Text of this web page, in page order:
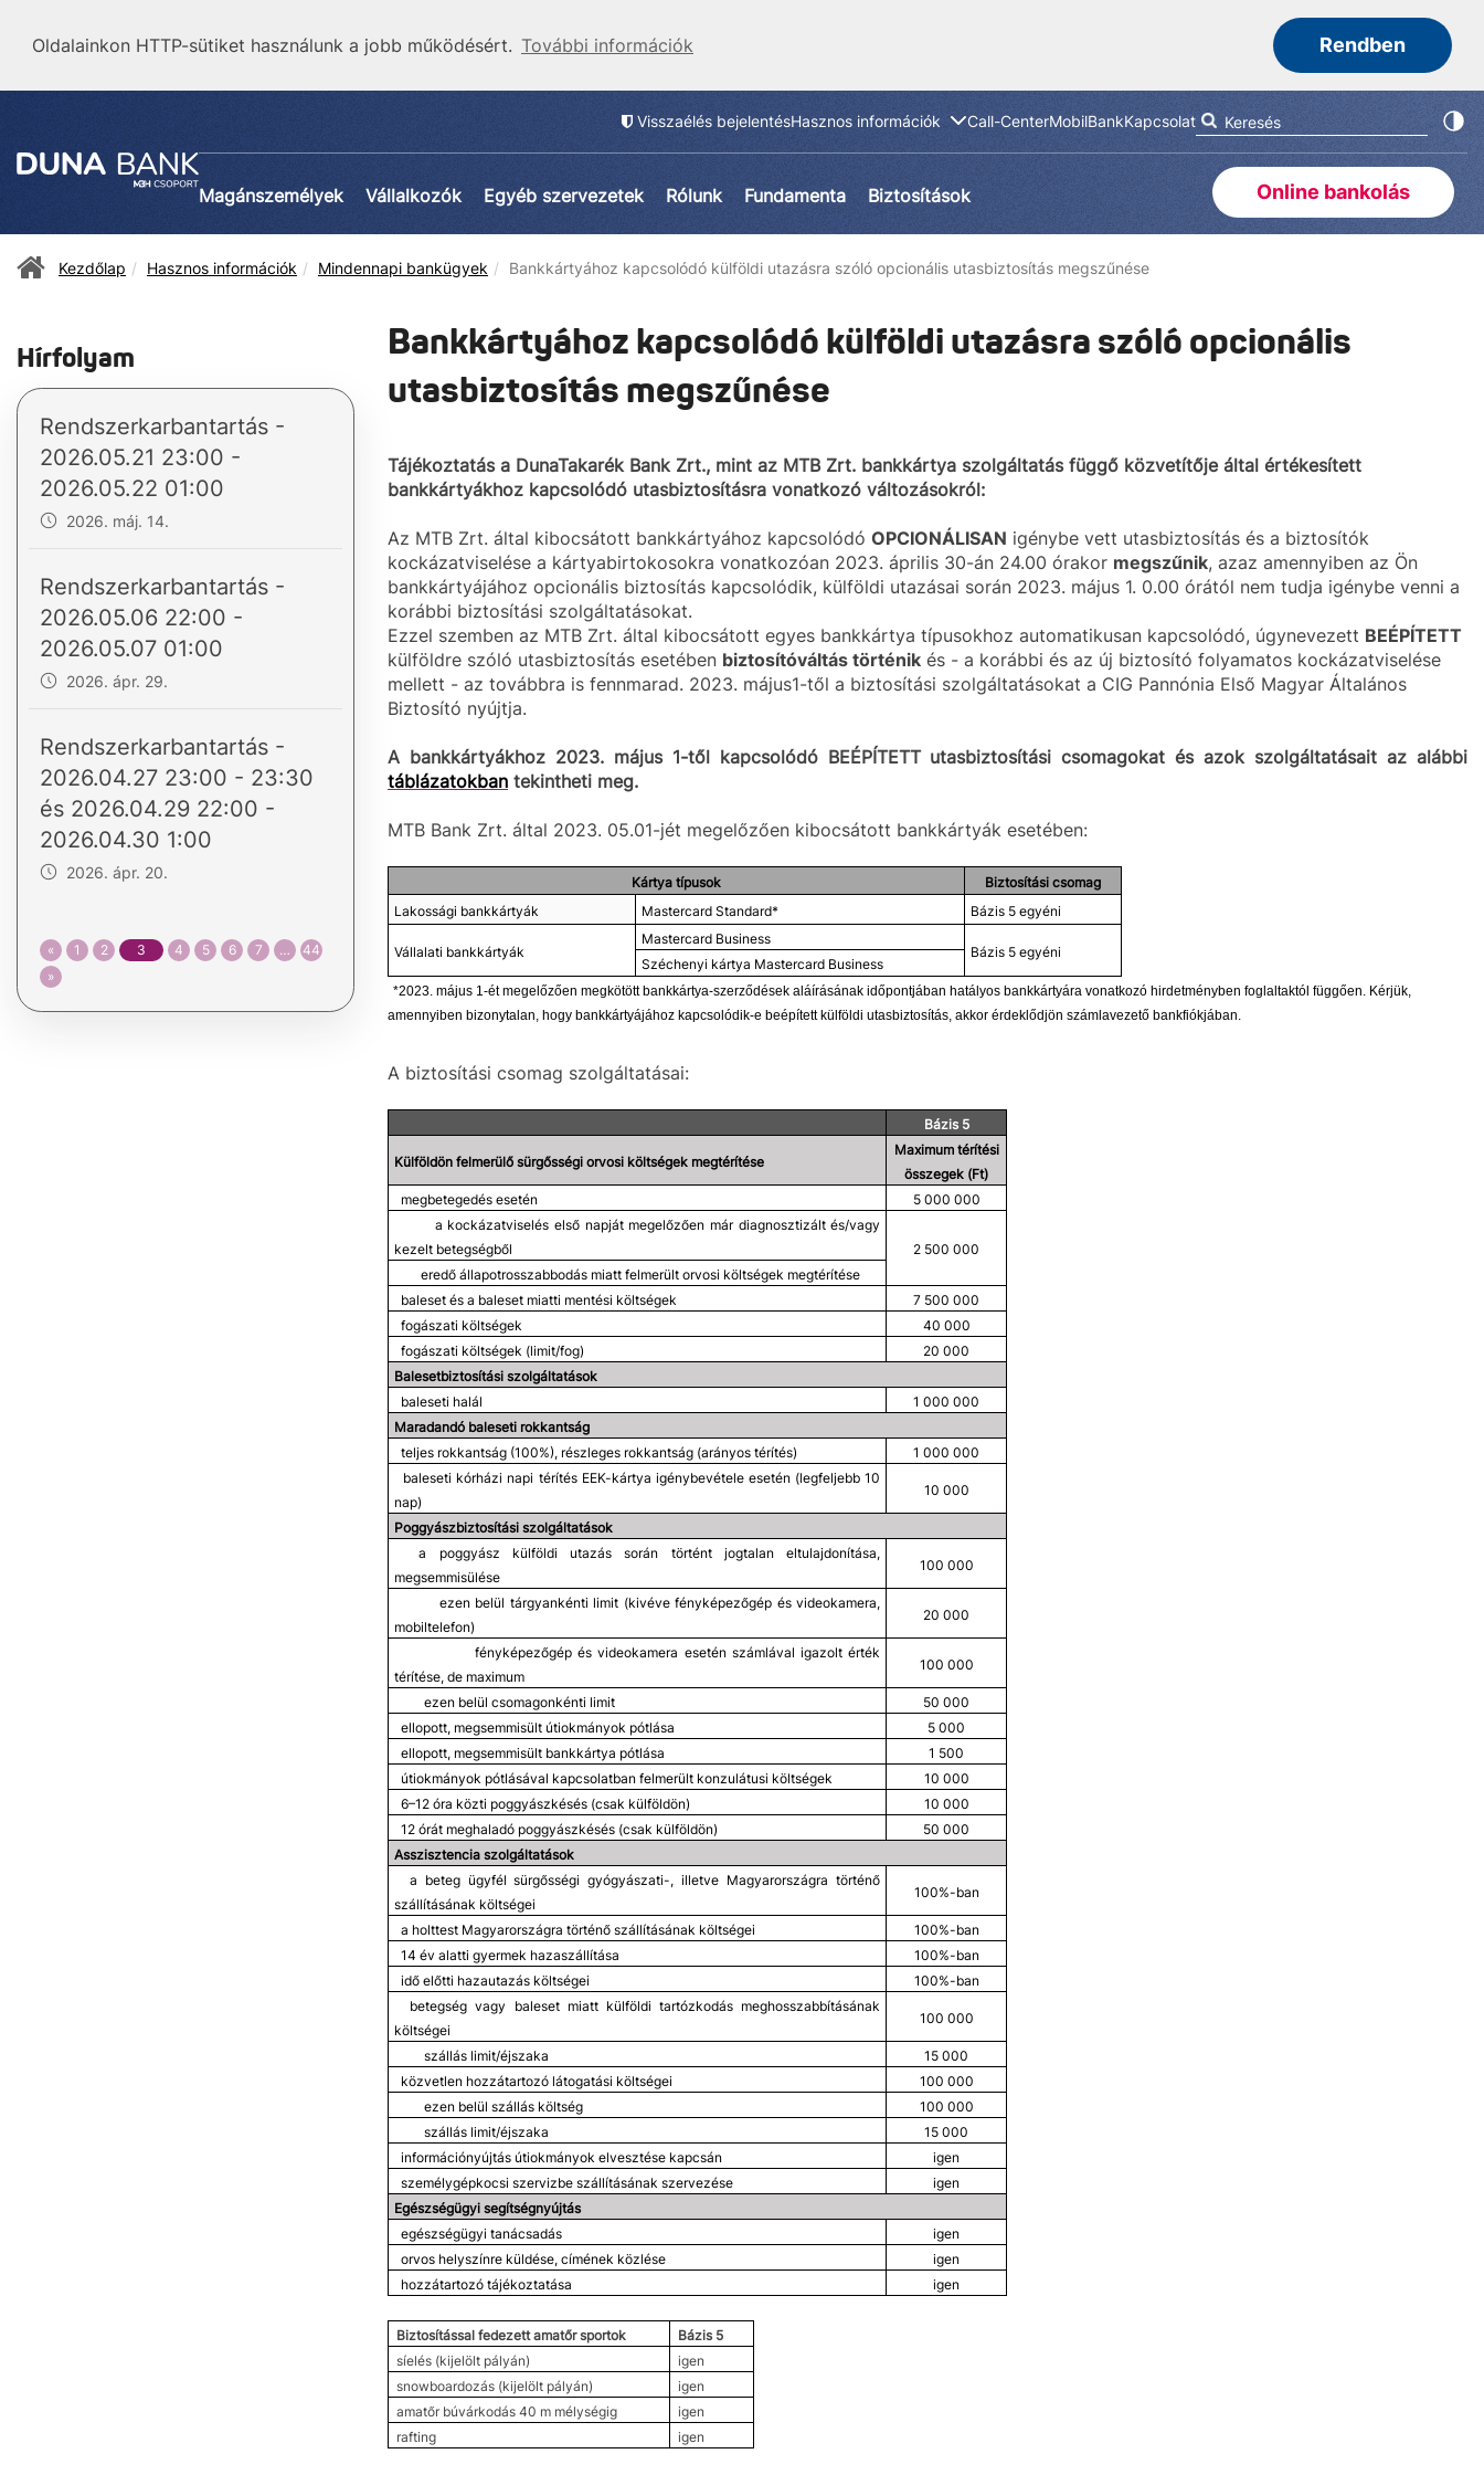
Oldalainkon HTTP-sütiket használunk a jobb működésért. További információk Rendben
Visszaélés bejelentésHasznos információk Call-CenterMobilBankKapcsolat
Magánszemélyek Vállalkozók Egyéb szervezetek Rólunk Fundamenta Biztosítások Online bankolás
Kezdőlap Hasznos információk Mindennapi bankügyek Bankkártyához kapcsolódó külföldi utazásra szóló opcionális utasbiztosítás megszűnése
Bankkártyához kapcsolódó külföldi utazásra szóló opcionális
utasbiztosítás megszűnése
Tájékoztatás a DunaTakarék Bank Zrt., mint az MTB Zrt. bankkártya szolgáltatás függő közvetítője által értékesített
bankkártyákhoz kapcsolódó utasbiztosításra vonatkozó változásokról:
Az MTB Zrt. által kibocsátott bankkártyához kapcsolódó OPCIONÁLISAN igénybe vett utasbiztosítás és a biztosítók
kockázatviselése a kártyabirtokosokra vonatkozóan 2023. április 30-án 24.00 órakor megszűnik, azaz amennyiben az Ön
bankkártyájához opcionális biztosítás kapcsolódik, külföldi utazásai során 2023. május 1. 0.00 órától nem tudja igénybe venni a
korábbi biztosítási szolgáltatásokat.
Ezzel szemben az MTB Zrt. által kibocsátott egyes bankkártya típusokhoz automatikusan kapcsolódó, úgynevezett BEÉPÍTETT
külföldre szóló utasbiztosítás esetében biztosítóváltás történik és - a korábbi és az új biztosító folyamatos kockázatviselése
mellett - az továbbra is fennmarad. 2023. május1-től a biztosítási szolgáltatásokat a CIG Pannónia Első Magyar Általános
Biztosító nyújtja.
A bankkártyákhoz 2023. május 1-től kapcsolódó BEÉPÍTETT utasbiztosítási csomagokat és azok szolgáltatásait az alábbi
táblázatokban tekintheti meg.
MTB Bank Zrt. által 2023. 05.01-jét megelőzően kibocsátott bankkártyák esetében:
Kártya típusok
Biztosítási csomag
Lakossági bankkártyák
Mastercard Standard* Bázis 5 egyéni
Vállalati bankkártyák
Mastercard Business
Bázis 5 egyéni
Széchenyi kártya Mastercard Business
*2023. május 1-ét megelőzően megkötött bankkártya-szerződések aláírásának időpontjában hatályos bankkártyára vonatkozó hirdetményben foglaltaktól függően. Kérjük,
amennyiben bizonytalan, hogy bankkártyájához kapcsolódik-e beépített külföldi utasbiztosítás, akkor érdeklődjön számlavezető bankfiókjában.
A biztosítási csomag szolgáltatásai:
Bázis 5
Külföldön felmerülő sürgősségi orvosi költségek megtérítése
Maximum térítési
összegek (Ft)
megbetegedés esetén
5 000 000
a kockázatviselés első napját megelőzően már diagnosztizált és/vagy
kezelt betegségből
2 500 000
eredő állapotrosszabbodás miatt felmerült orvosi költségek megtérítése
baleset és a baleset miatti mentési költségek
7 500 000
fogászati költségek
40 000
fogászati költségek (limit/fog)
20 000
Balesetbiztosítási szolgáltatások
baleseti halál
1 000 000
Maradandó baleseti rokkantság
teljes rokkantság (100%), részleges rokkantság (arányos térítés)
1 000 000
baleseti kórházi napi térítés EEK-kártya igénybevétele esetén (legfeljebb 10
nap)
10 000
Poggyászbiztosítási szolgáltatások
a poggyász külföldi utazás során történt jogtalan eltulajdonítása,
megsemmisülése
100 000
ezen belül tárgyankénti limit (kivéve fényképezőgép és videokamera,
mobiltelefon)
20 000
fényképezőgép és videokamera esetén számlával igazolt érték
térítése, de maximum
100 000
ezen belül csomagonkénti limit
50 000
ellopott, megsemmisült útiokmányok pótlása
5 000
ellopott, megsemmisült bankkártya pótlása
1 500
útiokmányok pótlásával kapcsolatban felmerült konzulátusi költségek
10 000
6–12 óra közti poggyászkésés (csak külföldön)
10 000
12 órát meghaladó poggyászkésés (csak külföldön)
50 000
Asszisztencia szolgáltatások
a beteg ügyfél sürgősségi gyógyászati-, illetve Magyarországra történő
szállításának költségei
100%-ban
a holttest Magyarországra történő szállításának költségei
100%-ban
14 év alatti gyermek hazaszállítása
100%-ban
idő előtti hazautazás költségei
100%-ban
betegség vagy baleset miatt külföldi tartózkodás meghosszabbításának
költségei
100 000
szállás limit/éjszaka
15 000
közvetlen hozzátartozó látogatási költségei
100 000
ezen belül szállás költség
100 000
szállás limit/éjszaka
15 000
információnyújtás útiokmányok elvesztése kapcsán
igen
személygépkocsi szervizbe szállításának szervezése
igen
Egészségügyi segítségnyújtás
egészségügyi tanácsadás
igen
orvos helyszínre küldése, címének közlése
igen
hozzátartozó tájékoztatása
igen
Biztosítással fedezett amatőr sportok
Bázis 5
síelés (kijelölt pályán)
igen
snowboardozás (kijelölt pályán)
igen
amatőr búvárkodás 40 m mélységig
igen
rafting
igen
Hírfolyam
Rendszerkarbantartás -
2026.05.21 23:00 -
2026.05.22 01:00
2026. máj. 14.
Rendszerkarbantartás -
2026.05.06 22:00 -
2026.05.07 01:00
2026. ápr. 29.
Rendszerkarbantartás -
2026.04.27 23:00 - 23:30
és 2026.04.29 22:00 -
2026.04.30 1:00
2026. ápr. 20.
« 1 2 3 4 5 6 7 …
44
»